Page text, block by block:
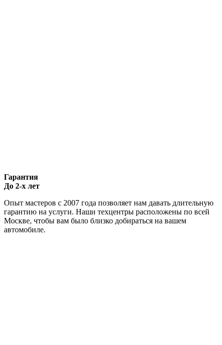
Гарантия
До 2-х лет
Опыт мастеров с 2007 года позволяет нам давать длительную
гарантию на услуги. Наши техцентры расположены по всей
Москве, чтобы вам было близко добираться на вашем
автомобиле.